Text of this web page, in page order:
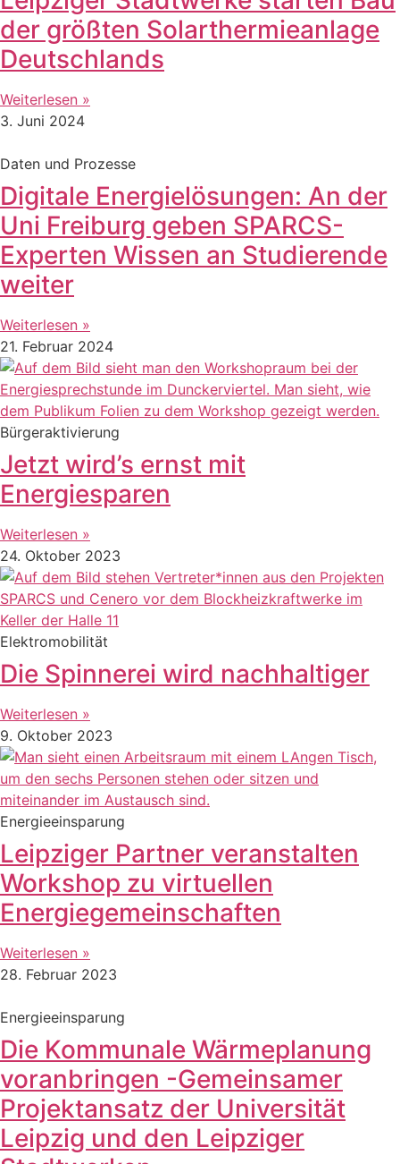
der größten Solarthermieanlage
Deutschlands
Weiterlesen »
3. Juni 2024
Daten und Prozesse
Digitale Energielösungen: An der
Uni Freiburg geben SPARCS-
Experten Wissen an Studierende
weiter
Weiterlesen »
21. Februar 2024
Bürgeraktivierung
Jetzt wird’s ernst mit
Energiesparen
Weiterlesen »
24. Oktober 2023
Elektromobilität
Die Spinnerei wird nachhaltiger
Weiterlesen »
9. Oktober 2023
Energieeinsparung
Leipziger Partner veranstalten
Workshop zu virtuellen
Energiegemeinschaften
Weiterlesen »
28. Februar 2023
Energieeinsparung
Die Kommunale Wärmeplanung
voranbringen -Gemeinsamer
Projektansatz der Universität
Leipzig und den Leipziger